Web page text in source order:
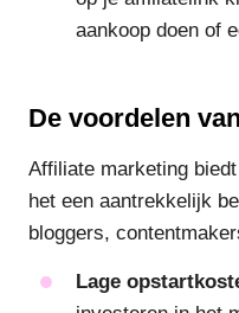
aankoop doen of
De voordelen
Affiliate marketing
het een aantrekkelijk
bloggers,
Lage